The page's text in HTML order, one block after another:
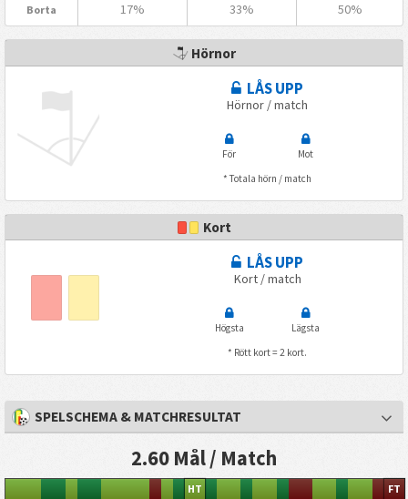
Borta 17% 33% 50%
Hörnor
LÅS UPP
Hörnor / match
För
Mot
* Totala hörn / match
Kort
LÅS UPP
Kort / match
Högsta
Lägsta
* Rött kort = 2 kort.
SPELSCHEMA & MATCHRESULTAT
2.60 Mål / Match
HT FT